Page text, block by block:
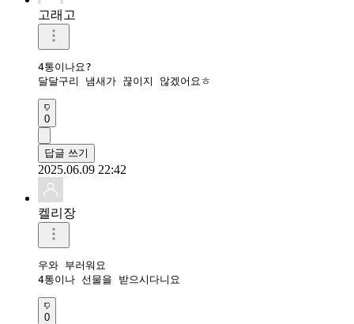
고래고
4통이나요?
달달구리 냄새가 끊이지 않겠어요ㅎ
0
답글 쓰기
2025.06.09 22:42
켈리장
우와 부러워요
4통이나 선물을 받으시다니요
0